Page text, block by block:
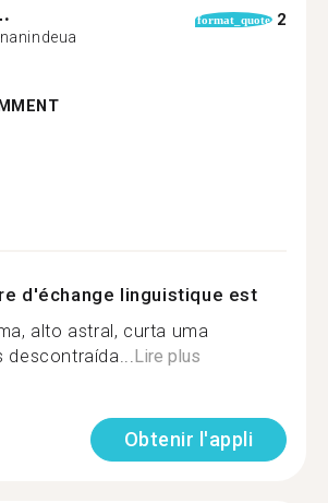
format_quote 2
d'échange linguistique est
alto astral, curta uma
descontraída...Lire plus
Obtenir l'appli